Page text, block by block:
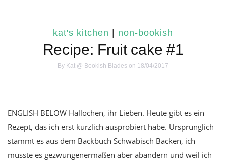
kat's kitchen non-bookish
Recipe: Fruit cake #1
By Kat @ Bookish Blades on 18/04/2017
ENGLISH BELOW Hallöchen, ihr Lieben. Heute gibt es ein
Rezept, das ich erst kürzlich ausprobiert habe. Ursprünglich
stammt es aus dem Backbuch Schwäbisch Backen, ich
musste es gezwungenermaßen aber abändern und weil ich